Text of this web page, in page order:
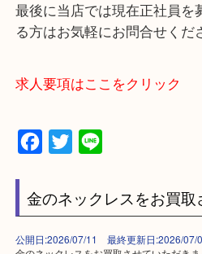
買取専門店 大吉 アル・プ
た。と思ってもらえるよう
だきます。